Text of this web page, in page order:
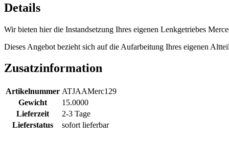
Details
Wir bieten hier die Instandsetzung Ihres eigenen Lenkgetriebes
Dieses Angebot bezieht sich auf die Aufarbeitung Ihres eigenen
Zusatzinformation
Artikelnummer ATJAAMerc129
Gewicht
15.0000
Lieferzeit
2-3 Tage
Lieferstatus
sofort lieferbar